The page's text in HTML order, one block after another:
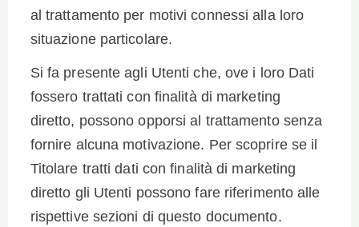
al trattamento per motivi connessi alla loro
situazione particolare.
Si fa presente agli Utenti che, ove i loro Dati
fossero trattati con finalità di marketing
diretto, possono opporsi al trattamento senza
fornire alcuna motivazione. Per scoprire se il
Titolare tratti dati con finalità di marketing
diretto gli Utenti possono fare riferimento alle
rispettive sezioni di questo documento.